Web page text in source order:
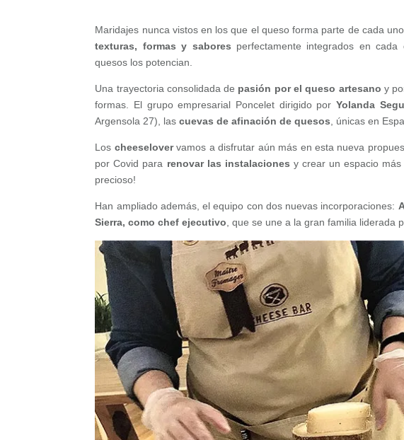
Maridajes nunca vistos en los que el queso forma parte de cada
texturas, formas y sabores perfectamente integrados en
quesos los potencian.
Una trayectoria consolidada de pasión por el queso artesano y
formas. El grupo empresarial Poncelet dirigido porYolanda
Argensola 27), lascuevas de afinación de quesos , únicas en
Los cheeselovervamos a disfrutar aún más en esta nueva
por Covid para renovar las instalaciones y crear un espacio
precioso!
Han ampliado además, el equipo con dos nuevas incorporaciones:
Sierra, como chef ejecutivo , que se une a la gran familia liderada